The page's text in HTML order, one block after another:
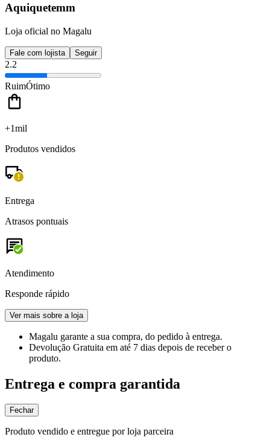
Aquiquetemm
Loja oficial no Magalu
Fale com lojista Seguir
2.2
RuimÓtimo
+1mil
Produtos vendidos
Entrega
Atrasos pontuais
Atendimento
Responde rápido
Ver mais sobre a loja
Magalu garante a sua compra, do pedido à entrega.
Devolução Gratuita em até 7 dias depois de receber o
produto.
Entrega e compra garantida
Fechar
Produto vendido e entregue por loja parceira